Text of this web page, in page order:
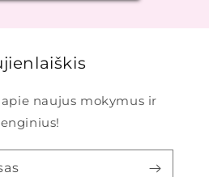
naujus mokymus ir